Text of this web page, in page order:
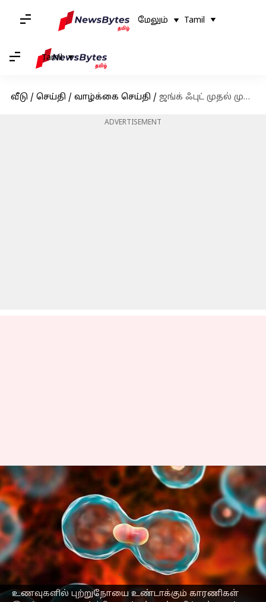
மேலும் Tamil
Tamil
வீடு / செய்தி / வாழ்க்கை செய்தி / ஜங்க் ஃபுட் முதல் முடி பராமரிப்பு வரை: புற்றுநோயுடன் தொடர்புடைய 6 பொருட்கள்
ADVERTISEMENT
உணவுகளில் புற்றுநோயை உண்டாக்கும் காரணிகள்
ஜங்க் ஃபுட் முதல் முடி
பராமரிப்பு வரை:
புற்றுநோயுடன்
தொடர்புடைய 6
பொருட்கள்
எழுதியவர் Saranya Shankar Dec 30, 2022 09:45 am